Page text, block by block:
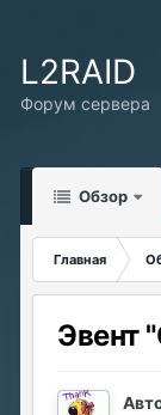
L2RAID
Форум сервера
Обзор
Главная
Эвент